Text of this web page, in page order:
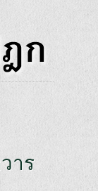
าร